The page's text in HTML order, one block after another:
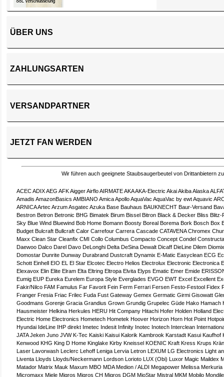
ÜBER UNS
ZAHLUNGSARTEN
VERSANDPARTNER
JETZT FAN WERDEN
Wir führen auch geeignete Staubsaugerbeutel von Drittanbietern
ACECADIXAEG AFKAiggerAirfloAIRMATEAKAAKA-Electric AkaiAkibaAlaska
Amadis AmazonBasics AMBIANO AmicaApolloAquaVac AquaVac by ewtAquavic
ARNICAArtec ArzumAsgatec Azuka Base Bauhaus BAUKNECHT Baur-Versand
Bestron Betron Betronic BHG Bimatek Birum Bissel Bitron Black & Decker Bliss Blitz-
Sky Blue Wind Bluewind Bob Home Bomann Boosty Boreal Borema Bork Bosch Box
Budget Bulcraft Bullcraft Calor Carrefour Carrera Cascade CATAVENA Chromex
Maxx Clean Star Cleanfix CMI Collo Columbus Compacto Concept Condel
Daewoo Dalco Darel Davo DeLonghi Delta DeSina Dewalt Dicaff DieLine Dilem
Domostar Dunrite Dunway Durabrand Dustcraft Dynamix E-Matic Easyclean ECG
Schott Einhell EIO EL El Star Elcotec Electro Helios Electrolux Electronic Electronica
Elexavox Elin Elite Elram Elta Eltring Eltropa Elvita Elyps Ematic Emer Emide
Eumig EUP Eureka Eurelem Europa Style Everglades EVGO EWT Excel Excellent
Fakir/Nilco FAM Famulus Far Favorit Fein Ferm Ferrari Fersen Festo-Festool Fidex
Franger Fresia Friac Frilec Fuda Fust Gateway Gemex Germatic Girmi Gisowatt
Goodmans Gorenje Gracia Grandius Grown Grundig Grupelec Güde Hako Hamach
Hausmeister Helkina Herkules HERU Hit Company Hitachi Hofer Holden Holland
Electric Home Electronics Hometech Hometek Hoover Horizon Horn Hot Point
Hyundai IdeLine IHP direkt Imetec Indesit Infinity Inotec Inotech Interclean
JATA Jeken Juno JVW K-Tec Kaiski Kaisui Kalorik Kambrook Karstadt Kasui Kaufhof
Kenwood KHG King D Home Kinglake Kirby Kneissel KOENIC Kraft Kress Krups
Laser Lavorwash Leclerc Lehoff Leniga Lervia Letron LEXUM LG Electronics Light
Liventa Lloyds Lloyds/Neckermann Lordson Lorioto LUX (Obi) Luxor Magic Maildex
Matador Matrix Mauk Maxum MBO MDA Medion / ALDI Megapower Melissa Merkuria
Micromaxx Miele Migros Migros CH Migros DGM MioStar Mistral MKM Mobilo